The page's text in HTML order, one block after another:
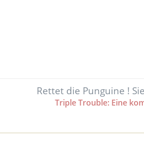
Rettet die Punguine !
Triple Trouble: Eine